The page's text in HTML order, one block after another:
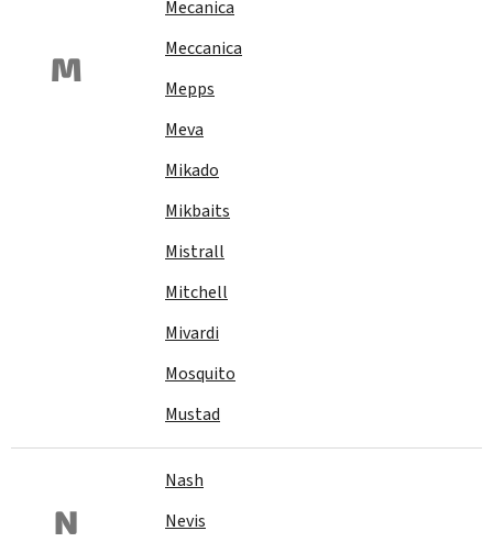
M
Mecanica
Meccanica
Mepps
Meva
Mikado
Mikbaits
Mistrall
Mitchell
Mivardi
Mosquito
Mustad
N
Nash
Nevis